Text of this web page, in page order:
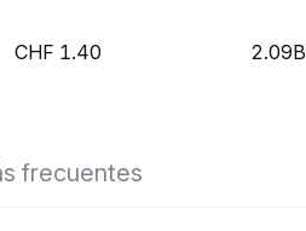
1.40 2.09B
frecuentes